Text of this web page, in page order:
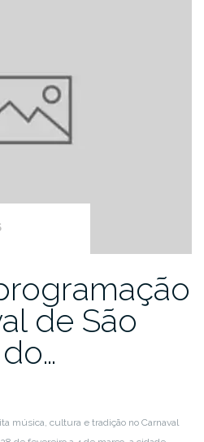
de São
música, cultura e tradição no Carnaval